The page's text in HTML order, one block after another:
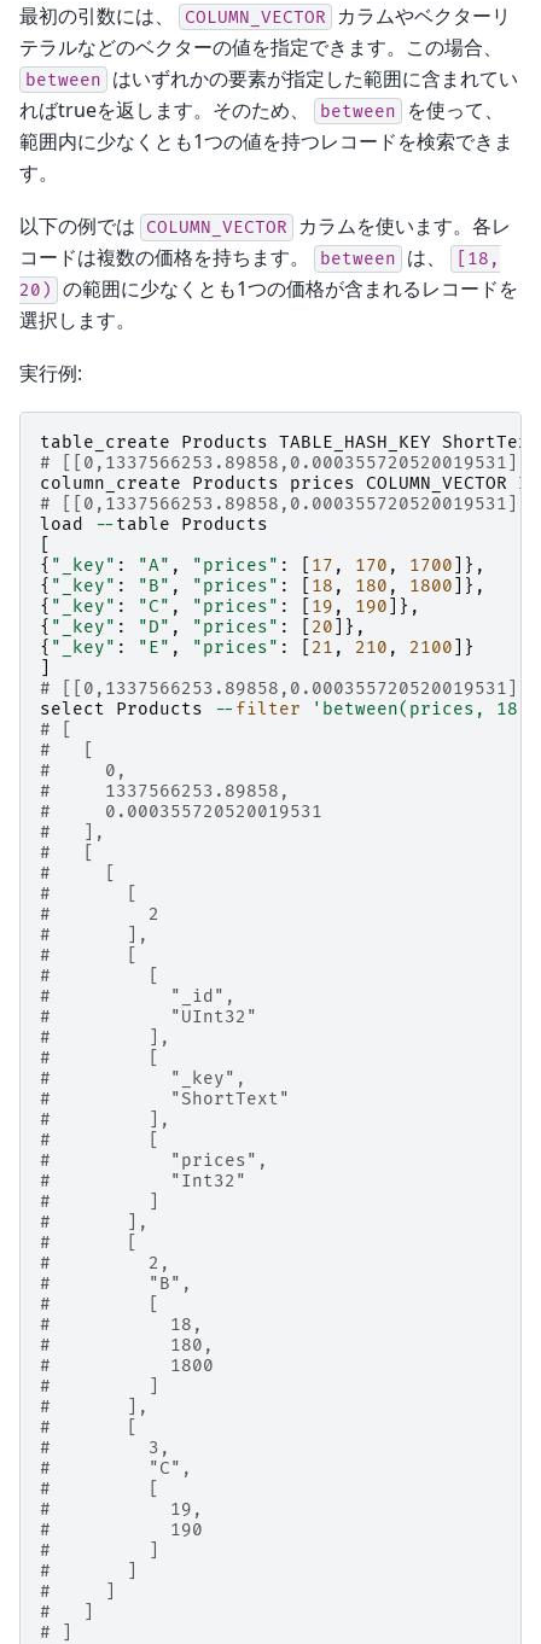
最初の引数には、 COLUMN_VECTOR
カラムやベクターリ
テラルなどのベクターの値を指定できます。この場合、
between
はいずれかの要素が指定した範囲に含まれてい
ればtrueを返します。そのため、
between
を使って、
範囲内に少なくとも1つの値を持つレコードを検索できま
す。
以下の例では COLUMN_VECTOR
カラムを使います。各レ
コードは複数の価格を持ちます。
between は、
[18,
20)
の範囲に少なくとも1つの価格が含まれるレコードを
選択します。
実行例:
table_create Products TABLE_HASH_KEY ShortText
#
column_create
Products prices COLUMN_VECTOR
#
load
-- table
Products
{ "_key" : "A" , "prices" : 17 , 170 , 1700 ]},
{ "_key" : "B" , "prices" : 18 , 180 , 1800 ]},
{ "_key" : "C" , "prices" : 19 , 190 ]},
{ "_key" : "D" , "prices" : 20 ]},
{ "_key" : "E" , "prices" : 21 , 210 , 2100 ]}
#
select
Products -- filter
'between(prices,
# [
#   [
#     0,
#     1337566253.89858,
#     0.000355720520019531
#   ],
#   [
#     [
#       [
#         2
#       ],
#       [
#         [
#           "_id",
#           "UInt32"
#         ],
#         [
#           "_key",
#           "ShortText"
#         ],
#         [
#           "prices",
#           "Int32"
#         ]
#       ],
#       [
#         2,
#         "B",
#         [
#           18,
#           180,
#           1800
#         ]
#       ],
#       [
#         3,
#         "C",
#         [
#           19,
#           190
#         ]
#       ]
#     ]
#   ]
# ]